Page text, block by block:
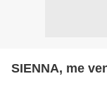
SIENNA, me